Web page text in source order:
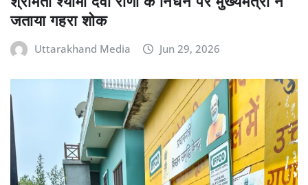
जताया गहरा शोक
Uttarakhand Media Jun 29, 2026